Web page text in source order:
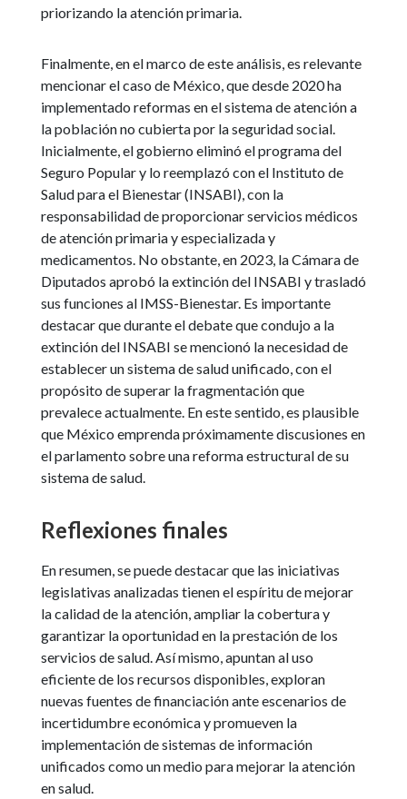
priorizando la atención primaria.
Finalmente, en el marco de este análisis, es relevante
mencionar el caso de México, que desde 2020 ha
implementado reformas en el sistema de atención a
la población no cubierta por la seguridad social.
Inicialmente, el gobierno eliminó el programa del
Seguro Popular y lo reemplazó con el Instituto de
Salud para el Bienestar (INSABI), con la
responsabilidad de proporcionar servicios médicos
de atención primaria y especializada y
medicamentos. No obstante, en 2023, la Cámara de
Diputados aprobó la extinción del INSABI y trasladó
sus funciones al IMSS-Bienestar. Es importante
destacar que durante el debate que condujo a la
extinción del INSABI se mencionó la necesidad de
establecer un sistema de salud unificado, con el
propósito de superar la fragmentación que
prevalece actualmente. En este sentido, es plausible
que México emprenda próximamente discusiones en
el parlamento sobre una reforma estructural de su
sistema de salud.
Reflexiones finales
En resumen, se puede destacar que las iniciativas
legislativas analizadas tienen el espíritu de mejorar
la calidad de la atención, ampliar la cobertura y
garantizar la oportunidad en la prestación de los
servicios de salud. Así mismo, apuntan al uso
eficiente de los recursos disponibles, exploran
nuevas fuentes de financiación ante escenarios de
incertidumbre económica y promueven la
implementación de sistemas de información
unificados como un medio para mejorar la atención
en salud.